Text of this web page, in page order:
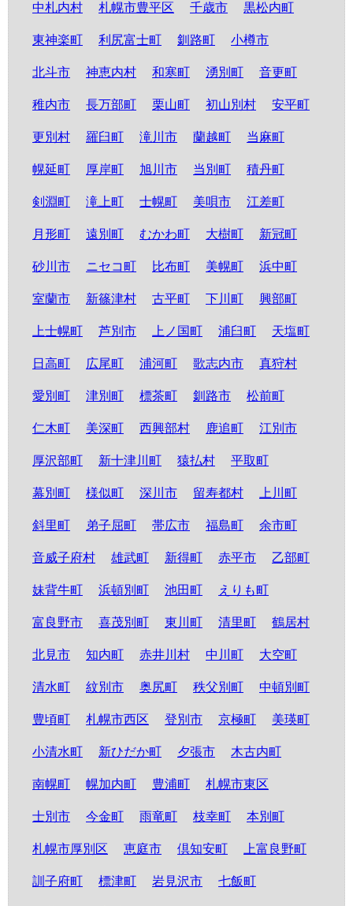
中札内村 札幌市豊平区 千歳市 黒松内町
東神楽町 利尻富士町 釧路町 小樽市
北斗市 神恵内村 和寒町 湧別町 音更町
稚内市 長万部町 栗山町 初山別村 安平町
更別村 羅臼町 滝川市 蘭越町 当麻町
幌延町 厚岸町 旭川市 当別町 積丹町
剣淵町 滝上町 士幌町 美唄市 江差町
月形町 遠別町 むかわ町 大樹町 新冠町
砂川市 ニセコ町 比布町 美幌町 浜中町
室蘭市 新篠津村 古平町 下川町 興部町
上士幌町 芦別市 上ノ国町 浦臼町 天塩町
日高町 広尾町 浦河町 歌志内市 真狩村
愛別町 津別町 標茶町 釧路市 松前町
仁木町 美深町 西興部村 鹿追町 江別市
厚沢部町 新十津川町 猿払村 平取町
幕別町 様似町 深川市 留寿都村 上川町
斜里町 弟子屈町 帯広市 福島町 余市町
音威子府村 雄武町 新得町 赤平市 乙部町
妹背牛町 浜頓別町 池田町 えりも町
富良野市 喜茂別町 東川町 清里町 鶴居村
北見市 知内町 赤井川村 中川町 大空町
清水町 紋別市 奥尻町 秩父別町 中頓別町
豊頃町 札幌市西区 登別市 京極町 美瑛町
小清水町 新ひだか町 夕張市 木古内町
南幌町 幌加内町 豊浦町 札幌市東区
士別市 今金町 雨竜町 枝幸町 本別町
札幌市厚別区 恵庭市 倶知安町 上富良野町
訓子府町 標津町 岩見沢市 七飯町